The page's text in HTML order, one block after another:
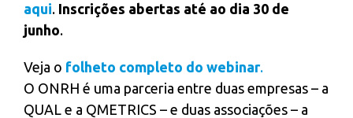
aqui. Inscrições abertas até ao dia 30 de
junho.
Veja o folheto completo do webinar.
O ONRH é uma parceria entre duas empresas – a
QUAL e a QMETRICS – e duas associações – a